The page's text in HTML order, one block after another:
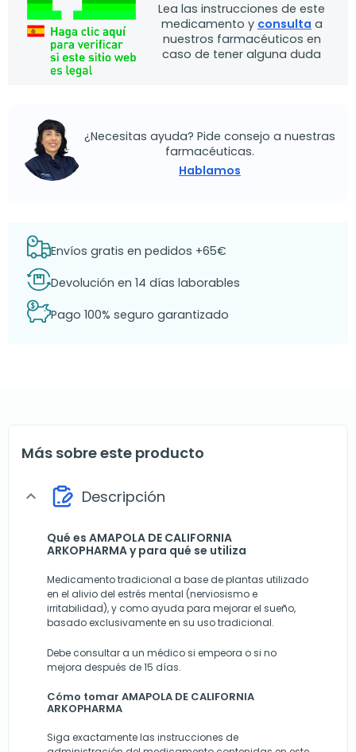
Lea las instrucciones de este
medicamento y consulta a
nuestros farmacéuticos en
caso de tener alguna duda
¿Necesitas ayuda? Pide consejo a nuestras
farmacéuticas.
Hablamos
Envíos gratis en pedidos +65€
Devolución en 14 días laborables
Pago 100% seguro garantizado
Más sobre este producto
expand_more Descripción
Qué es AMAPOLA DE CALIFORNIA
ARKOPHARMA y para qué se utiliza
Medicamento tradicional a base de plantas utilizado
en el alivio del estrés mental (nerviosismo e
irritabilidad), y como ayuda para mejorar el sueño,
basado exclusivamente en su uso tradicional.
Debe consultar a un médico si empeora o si no
mejora después de 15 días.
Cómo tomar AMAPOLA DE CALIFORNIA
ARKOPHARMA
Siga exactamente las instrucciones de